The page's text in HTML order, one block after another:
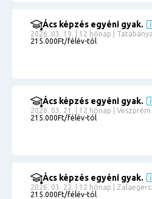
Ács képzés egyéni gyak.
2026. 03. 19. | 12 hónap | Tatabánya
215.000Ft/félév-tól
Ács képzés egyéni gyak.
2026. 03. 21. | 12 hónap | Veszprém
215.000Ft/félév-tól
Ács képzés egyéni gyak.
2026. 03. 22. | 12 hónap |
215.000Ft/félév-tól